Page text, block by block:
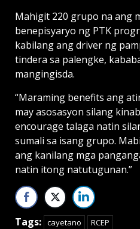
Mahigit 220 grupo na ang
benepisyaryo ng PTK
kabilang ang driver ng
tindera sa palengke,
mangingisda.
“Maraming benefits ang
may asosasyon silang
encourage talaga natin
sumali sa isang grupo.
ang kanilang mga
natin itong natutugunan.”
Tags: cayetano RCEP